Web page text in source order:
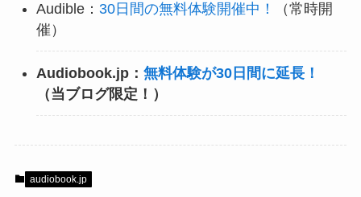
Audible： 30日間の無料体験開催中！
（常時開
催）
Audiobook.jp： 無料体験が30日間に延長！
（当ブログ限定！）
audiobook.jp